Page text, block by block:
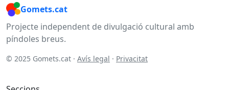
Gomets.cat
Projecte independent de divulgació cultural amb
píndoles breus.
© 2025 Gomets.cat · Avís legal · Privacitat